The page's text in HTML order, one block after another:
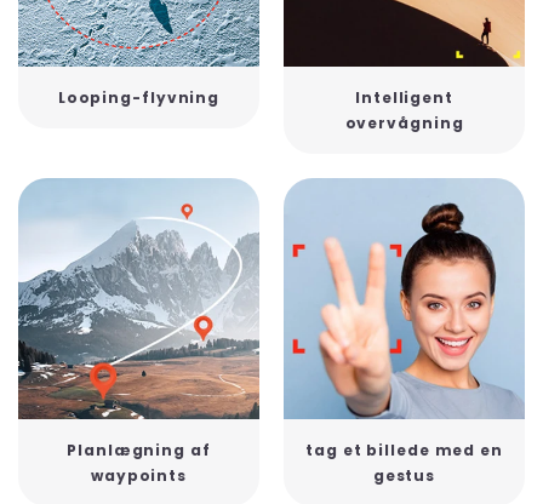
Looping-flyvning
Intelligent
overvågning
Planlægning af
waypoints
tag et billede med en
gestus